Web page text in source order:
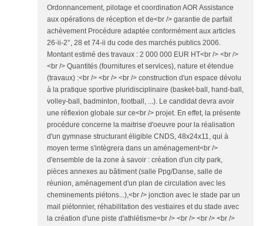
Ordonnancement, pilotage et coordination AOR Assistance
aux opérations de réception et de<br /> garantie de parfait
achèvement Procédure adaptée conformément aux articles
26-ii-2°, 28 et 74-ii du code des marchés publics 2006.
Montant estimé des travaux : 2 000 000 EUR HT<br /> <br />
<br /> Quantités (fournitures et services), nature et étendue
(travaux) :<br /> <br /> <br /> construction d'un espace dévolu
à la pratique sportive pluridisciplinaire (basket-ball, hand-ball,
volley-ball, badminton, football, ...). Le candidat devra avoir
une réflexion globale sur ce<br /> projet. En effet, la présente
procédure concerne la maitrise d'oeuvre pour la réalisation
d'un gymnase structurant éligible CNDS, 48x24x11, qui à
moyen terme s'intègrera dans un aménagement<br />
d'ensemble de la zone à savoir : création d'un city park,
pièces annexes au bâtiment (salle Ppg/Danse, salle de
réunion, aménagement d'un plan de circulation avec les
cheminements piétons...),<br /> jonction avec le stade par un
mail piétonnier, réhabilitation des vestiaires et du stade avec
la création d'une piste d'athlétisme<br /> <br /> <br /> <br />